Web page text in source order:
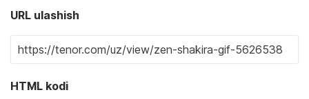
URL ulashish
HTML kodi